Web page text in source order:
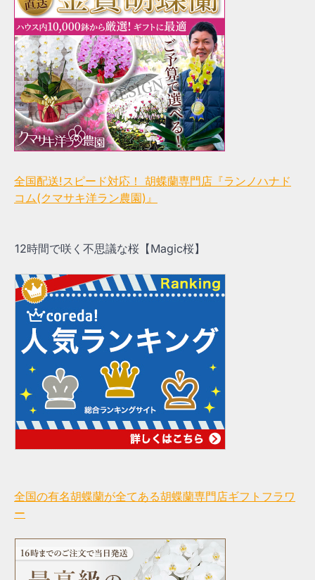
全国配送!スピード対応！ 胡蝶蘭専門店『ランノハナド
コム(クマサキ洋ラン農園)』
12時間で咲く不思議な桜【Magic桜】
全国の有名胡蝶蘭が全てある胡蝶蘭専門店ギフトフラワ
ー